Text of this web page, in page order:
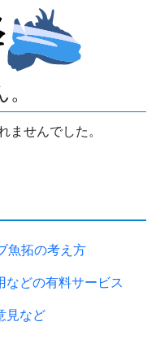
ませんでした。
魚拓の考え方
などの有料サービス
見など